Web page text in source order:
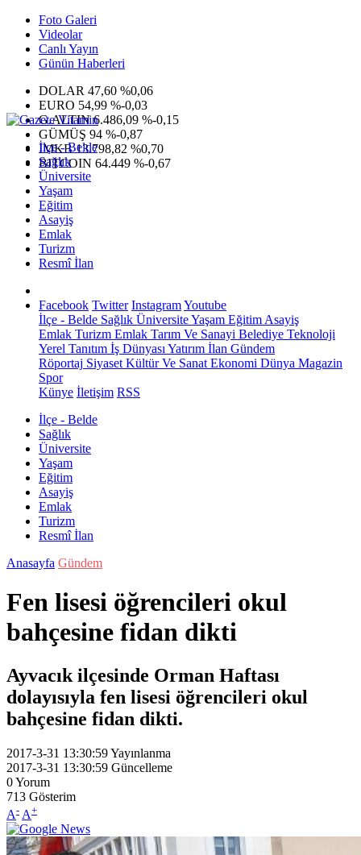
Foto Galeri
Videolar
Canlı Yayın
Günün Haberleri
DOLAR 47,60 %0,06
EURO 54,99 %-0,03
G.ALTIN6.486,09 %-0,15
GÜMÜŞ 94 %-0,87
IMKB13.798,82 %0,70
BITCOIN 64.449 %-0,67
İlçe - Belde
Sağlık
Üniversite
Yaşam
Eğitim
Asayiş
Emlak
Turizm
Resmî İlan
Facebook Twitter InstagramYoutube
İlçe - Belde Sağlık ÜniversiteYaşam Eğitim Asayiş
Emlak Turizm Emlak Tarım Ve Sanayi Belediye Teknoloji
Yerel Tanıtım İş Dünyası Yatırım İlan Gündem
Röportaj Siyaset Kültür Ve Sanat Ekonomi Dünya Magazin
Spor
Künye İletişim RSS
İlçe - Belde
Sağlık
Üniversite
Yaşam
Eğitim
Asayiş
Emlak
Turizm
Resmî İlan
Anasayfa Gündem
Fen lisesi öğrencileri okul
bahçesine fidan dikti
Ayvacık ilçesinde Orman Haftası
dolayısıyla fen lisesi öğrencileri okul
bahçesine fidan dikti.
2017-3-31 13:30:59Yayınlanma
2017-3-31 13:30:59 Güncelleme
0Yorum
713 Gösterim
A- A+